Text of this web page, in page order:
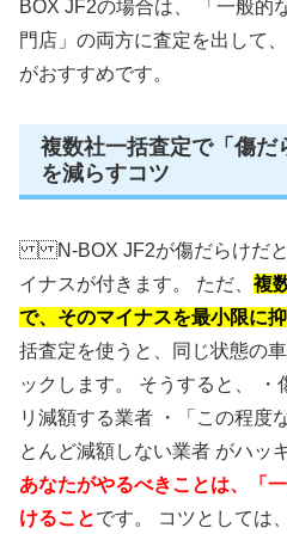
BOX JF2の場合は、 「一般的
門店」の両方に査定を出して
がおすすめです。
複数社一括査定で「傷だ
を減らすコツ
N-BOX JF2が傷だらけだと
イナスが付きます。 ただ、 複
で、そのマイナスを最小限に
括査定を使うと、同じ状態の
ックします。 そうすると、 ・
リ減額する業者 ・「この程度
とんど減額しない業者 がハッ
あなたがやるべきことは、「
けることです。 コツとしては